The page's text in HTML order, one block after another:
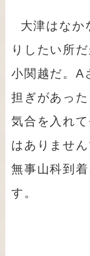
大津はなか
りしたい所
小関越だ。A
担ぎがあっ
気合を入れ
はありませ
無事山科到
す。